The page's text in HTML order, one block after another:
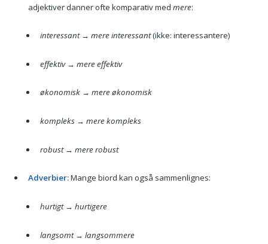
adjektiver danner ofte komparativ med mere:
interessant → mere interessant(ikke: interessantere)
effektiv → mere effektiv
økonomisk → mere økonomisk
kompleks → mere kompleks
robust → mere robust
Adverbier:Mange biord kan også sammenlignes:
hurtigt → hurtigere
langsomt → langsommere